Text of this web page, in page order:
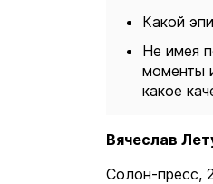
Какой
Не имея
моменты
какое
Вячеслав
Солон-пресс,